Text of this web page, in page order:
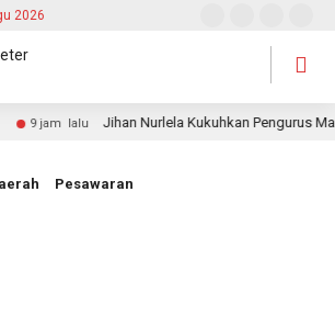
2026
9 jam lalu Jihan Nurlela Kukuhkan Pengurus
Pesawaran